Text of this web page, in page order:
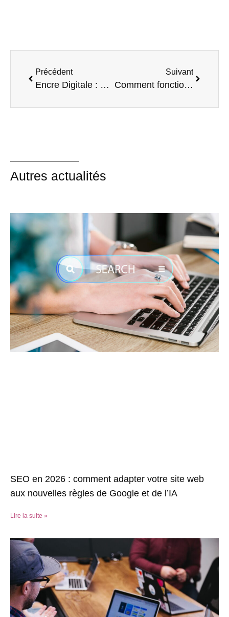
Précédent
Encre Digitale : Votre alliée pour la création ou la refonte de votre site web
Suivant
Comment fonctionne une bonne agence de création de site web à Metz ?
Autres actualités
SEO en 2026 : comment adapter votre site web
aux nouvelles règles de Google et de l’IA
Lire la suite »